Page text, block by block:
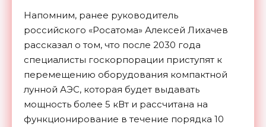
Напомним, ранее руководитель
российского «Росатома» Алексей Лихачев
рассказал о том, что после 2030 года
специалисты госкорпорации приступят к
перемещению оборудования компактной
лунной АЭС, которая будет выдавать
мощность более 5 кВт и рассчитана на
функционирование в течение порядка 10